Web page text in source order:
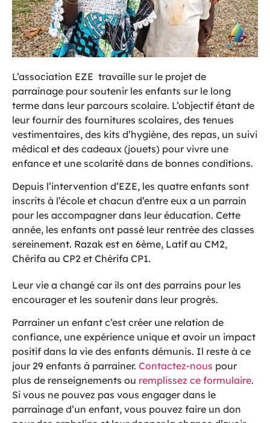
L’association EZE travaille sur le projet de
parrainage pour soutenir les enfants sur le long
terme dans leur parcours scolaire. L’objectif étant de
leur fournir des fournitures scolaires, des tenues
vestimentaires, des kits d’hygiène, des repas, un suivi
médical et des cadeaux (jouets) pour vivre une
enfance et une scolarité dans de bonnes conditions.
Depuis l’intervention d’EZE, les quatre enfants sont
inscrits à l’école et chacun d’entre eux a un parrain
pour les accompagner dans leur éducation. Cette
année, les enfants ont passé leur rentrée des classes
sereinement. Razak est en 6ème, Latif au CM2,
Chérifa au CP2 et Chérifa CP1.
Leur vie a changé car ils ont des parrains pour les
encourager et les soutenir dans leur progrès.
Parrainer un enfant c’est créer une relation de
confiance, une expérience unique et avoir un impact
positif dans la vie des enfants démunis. Il reste à ce
jour 29 enfants à parrainer. Contactez-nous pour
plus de renseignements ou remplissez ce formulaire.
Si vous ne pouvez pas vous engager dans le
parrainage d’un enfant, vous pouvez faire un don